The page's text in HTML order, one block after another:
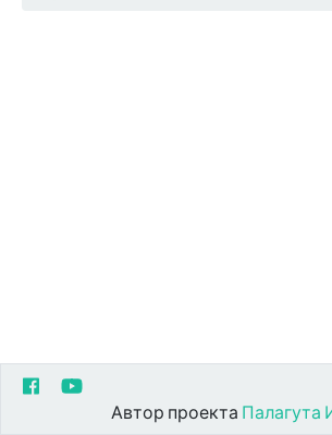
Автор проекта Палагута